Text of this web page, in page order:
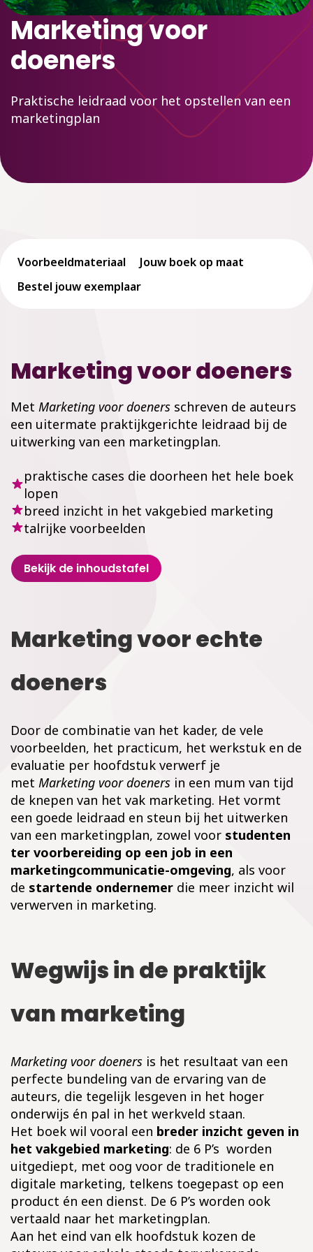
Marketing voor
doeners
Praktische leidraad voor het opstellen van een
marketingplan
Voorbeeldmateriaal
Jouw boek op maat
Bestel jouw exemplaar
Marketing voor doeners
Met Marketing voor doeners schreven de auteurs
een uitermate praktijkgerichte leidraad bij de
uitwerking van een marketingplan.
praktische cases die doorheen het hele boek
lopen
breed inzicht in het vakgebied marketing
talrijke voorbeelden
Bekijk de inhoudstafel
Marketing voor echte
doeners
Door de combinatie van het kader, de vele
voorbeelden, het practicum, het werkstuk en de
evaluatie per hoofdstuk verwerf je
met Marketing voor doeners in een mum van tijd
de knepen van het vak marketing. Het vormt
een goede leidraad en steun bij het uitwerken
van een marketingplan, zowel voor studenten
ter voorbereiding op een job in een
marketingcommunicatie-omgeving, als voor
de startende ondernemer die meer inzicht wil
verwerven in marketing.
Wegwijs in de praktijk
van marketing
Marketing voor doeners is het resultaat van een
perfecte bundeling van de ervaring van de
auteurs, die tegelijk lesgeven in het hoger
onderwijs én pal in het werkveld staan.
Het boek wil vooral een breder inzicht geven in
het vakgebied marketing: de 6 P’s worden
uitgediept, met oog voor de traditionele en
digitale marketing, telkens toegepast op een
product én een dienst. De 6 P’s worden ook
vertaald naar het marketingplan.
Aan het eind van elk hoofdstuk kozen de